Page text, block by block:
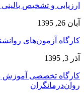
ارزیابی و تشخیص
آبان 26, 1395
کارگاه آزمون‌های
آذر 3, 1395
روان‌درمانگران